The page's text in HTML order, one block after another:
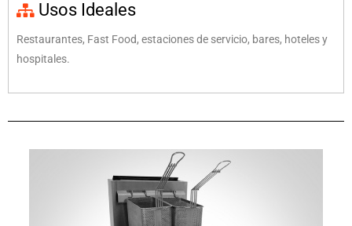
Usos Ideales
Restaurantes, Fast Food, estaciones de servicio, bares, hoteles y
hospitales.